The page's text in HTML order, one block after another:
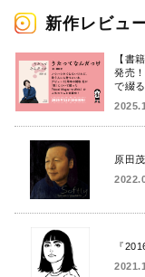
新作レビュ
【書
発売
で綴
原田
『